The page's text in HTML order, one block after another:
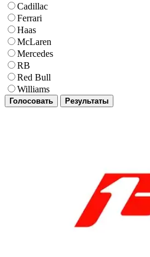
Cadillac
Ferrari
Haas
McLaren
Mercedes
RB
Red Bull
Williams
Голосовать Результаты